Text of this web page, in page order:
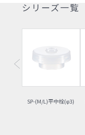
シリーズ一覧
SP-(M/L)平中栓(φ3)